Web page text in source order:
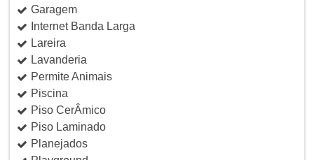
Garagem
Internet Banda Larga
Lareira
Lavanderia
Permite Animais
Piscina
Piso CerÂmico
Piso Laminado
Planejados